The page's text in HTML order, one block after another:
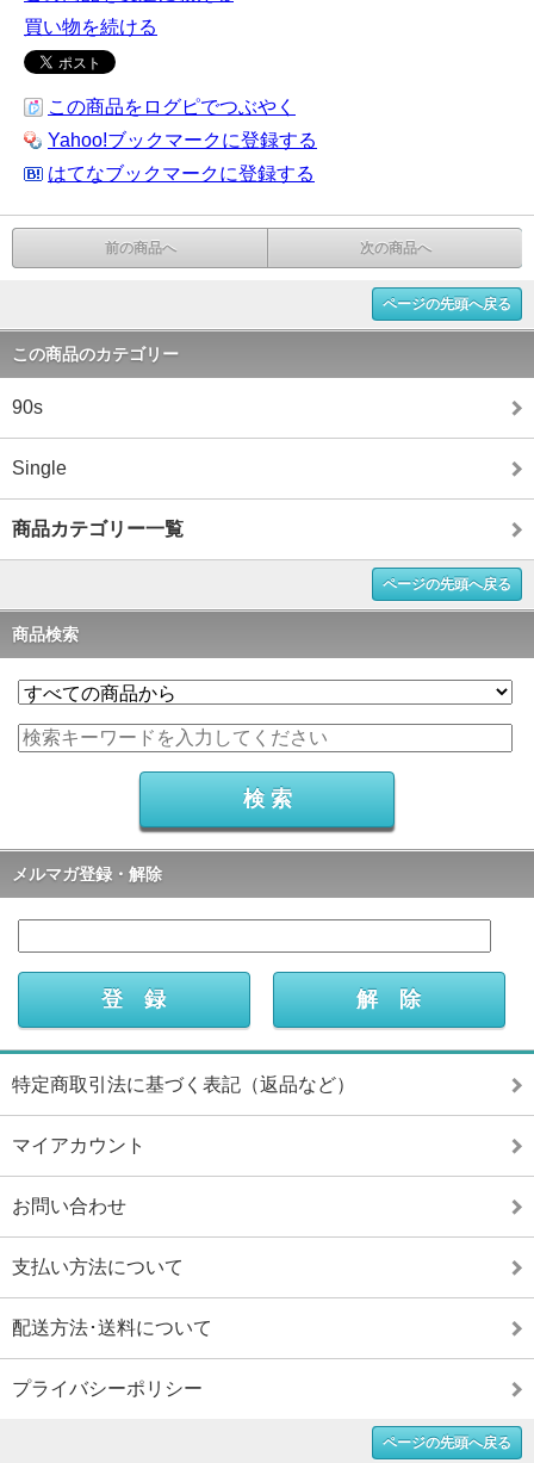
買い物を続ける
この商品をログピでつぶやく
Yahoo!ブックマークに登録する
はてなブックマークに登録する
前の商品へ 次の商品へ
ページの先頭へ戻る
この商品のカテゴリー
90s
Single
商品カテゴリー一覧
ページの先頭へ戻る
商品検索
メルマガ登録・解除
特定商取引法に基づく表記（返品など）
マイアカウント
お問い合わせ
支払い方法について
配送方法･送料について
プライバシーポリシー
ページの先頭へ戻る